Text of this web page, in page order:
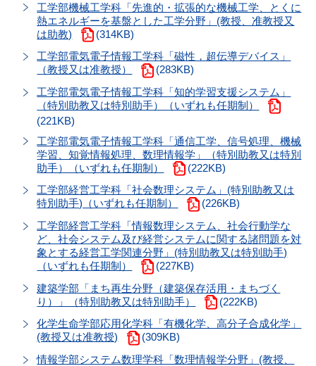
工学部機械工学科「先進的・拡張的な機械工学、とくに
熱エネルギーを基盤とした工学分野」(教授、准教授又
は助教)
(314KB)
工学部電気電子情報工学科「磁性，超伝導デバイス」
（教授又は准教授）
(283KB)
工学部電気電子情報工学科「知的学習支援システム」
（特別助教又は特別助手）（いずれも任期制）
(221KB)
工学部電気電子情報工学科「通信工学、信号処理、機械
学習、知覚情報処理、数理情報学」（特別助教又は特別
助手）（いずれも任期制）
(222KB)
工学部経営工学科「社会数理システム」(特別助教又は
特別助手)（いずれも任期制）
(226KB)
工学部経営工学科「情報数理システム、社会行動学な
ど、社会システム及び経営システムに関する諸問題を対
象とする経営工学関連分野」(特別助教又は特別助手)
（いずれも任期制）
(227KB)
建築学部「まち再生分野（建築保存活用・まちづく
り）」（特別助教又は特別助手）
(222KB)
化学生命学部応用化学科「有機化学、高分子合成化学」
(教授又は准教授)
(309KB)
情報学部システム数理学科「数理情報学分野」(教授、